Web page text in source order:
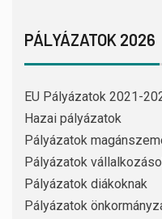
PÁLYÁZATOK 2026
EU Pályázatok 2021-
Hazai pályázatok
Pályázatok
Pályázatok
Pályázatok diákoknak
Pályázatok